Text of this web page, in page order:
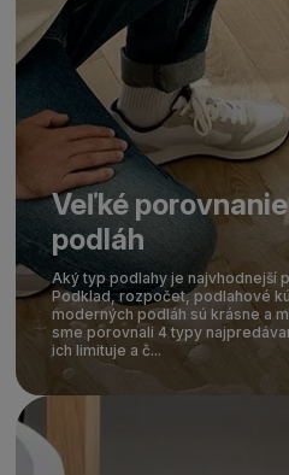
Veľké
podláh
Aký typ podlahy je najvhodnejší
Podklad, rozpočet, podlahové
moderných podláh sú krásne a
sme porovnali 4 typy
ich limituje a č...